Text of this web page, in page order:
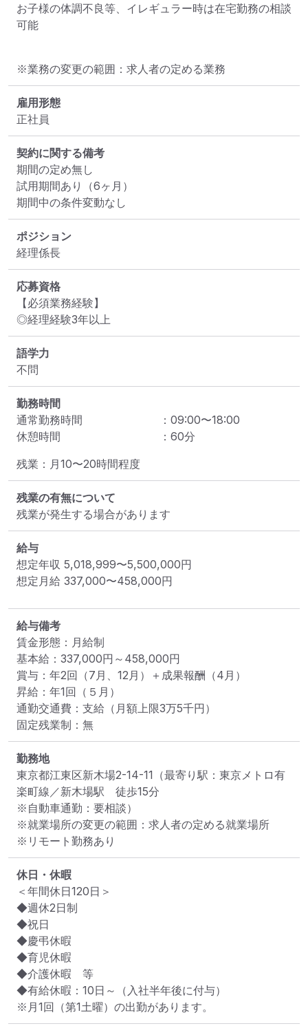
お子様の体調不良等、イレギュラー時は在宅勤務の相談
可能
※業務の変更の範囲：求人者の定める業務
雇用形態
正社員
契約に関する備考
期間の定め無し
試用期間あり（6ヶ月）
期間中の条件変動なし
ポジション
経理係長
応募資格
【必須業務経験】
◎経理経験3年以上
語学力
不問
勤務時間
通常勤務時間
： 09:00〜18:00
休憩時間
： 60分
残業：月10〜20時間程度
残業の有無について
残業が発生する場合があります
給与
想定年収 5,018,999〜5,500,000円
想定月給 337,000〜458,000円
給与備考
賃金形態：月給制
基本給：337,000円～458,000円
賞与：年2回（7月、12月）＋成果報酬（4月）
昇給：年1回（５月）
通勤交通費：支給（月額上限3万5千円）
固定残業制：無
勤務地
東京都江東区新木場2-14-11 （最寄り駅：東京メトロ有
楽町線／新木場駅　徒歩15分
※自動車通勤：要相談）
※就業場所の変更の範囲：求人者の定める就業場所
※リモート勤務あり
休日・休暇
＜年間休日120日＞
◆週休2日制
◆祝日
◆慶弔休暇
◆育児休暇
◆介護休暇　等
◆有給休暇：10日～（入社半年後に付与）
※月1回（第1土曜）の出勤があります。